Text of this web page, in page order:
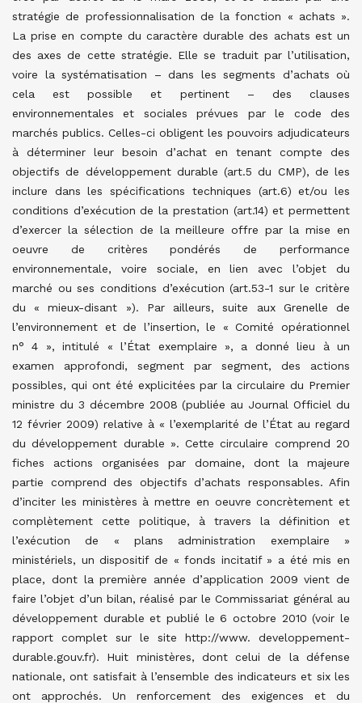
stratégie de professionnalisation de la fonction « achats ».
La prise en compte du caractère durable des achats est un
des axes de cette stratégie. Elle se traduit par l’utilisation,
voire la systématisation – dans les segments d’achats où
cela est possible et pertinent – des clauses
environnementales et sociales prévues par le code des
marchés publics. Celles-ci obligent les pouvoirs adjudicateurs
à déterminer leur besoin d’achat en tenant compte des
objectifs de développement durable (art.5 du CMP), de les
inclure dans les spécifications techniques (art.6) et/ou les
conditions d’exécution de la prestation (art.14) et permettent
d’exercer la sélection de la meilleure offre par la mise en
oeuvre de critères pondérés de performance
environnementale, voire sociale, en lien avec l’objet du
marché ou ses conditions d’exécution (art.53-1 sur le critère
du « mieux-disant »). Par ailleurs, suite aux Grenelle de
l’environnement et de l’insertion, le « Comité opérationnel
n° 4 », intitulé « l’État exemplaire », a donné lieu à un
examen approfondi, segment par segment, des actions
possibles, qui ont été explicitées par la circulaire du Premier
ministre du 3 décembre 2008 (publiée au Journal Officiel du
12 février 2009) relative à « l’exemplarité de l’État au regard
du développement durable ». Cette circulaire comprend 20
fiches actions organisées par domaine, dont la majeure
partie comprend des objectifs d’achats responsables. Afin
d’inciter les ministères à mettre en oeuvre concrètement et
complètement cette politique, à travers la définition et
l’exécution de « plans administration exemplaire »
ministériels, un dispositif de « fonds incitatif » a été mis en
place, dont la première année d’application 2009 vient de
faire l’objet d’un bilan, réalisé par le Commissariat général au
développement durable et publié le 6 octobre 2010 (voir le
rapport complet sur le site http://www. developpement-
durable.gouv.fr). Huit ministères, dont celui de la défense
nationale, ont satisfait à l’ensemble des indicateurs et six les
ont approchés. Un renforcement des exigences et du